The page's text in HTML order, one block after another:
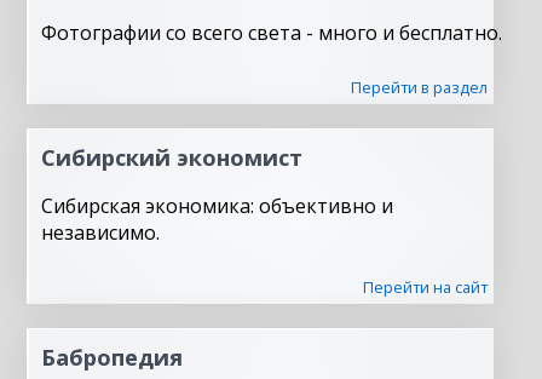
Фотографии со всего света - много и бесплатно.
Перейти в раздел
Сибирский экономист
Сибирская экономика: объективно и
независимо.
Перейти на сайт
Бабропедия